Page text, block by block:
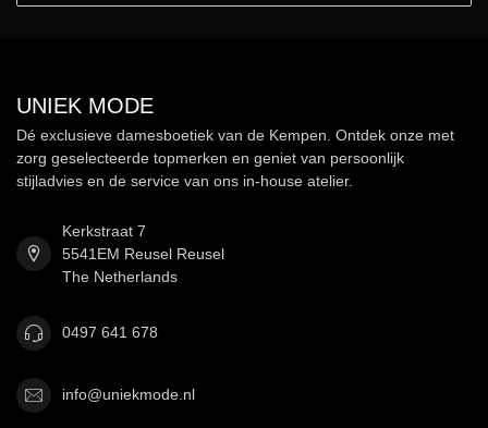
UNIEK MODE
Dé exclusieve damesboetiek van de Kempen. Ontdek onze met
zorg geselecteerde topmerken en geniet van persoonlijk
stijladvies en de service van ons in-house atelier.
Kerkstraat 7
5541EM Reusel Reusel
The Netherlands
0497 641 678
info@uniekmode.nl